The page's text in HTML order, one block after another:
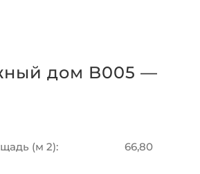
дом B005 —
(м 2): 66,80